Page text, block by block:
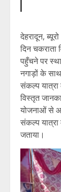
देहरादून,
दिन चकराता
पहुँचने पर
नगाड़ों के
संकल्प
विस्तृत
योजनाओं से
संकल्प यात्रा
जताया।